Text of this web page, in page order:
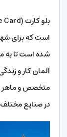
است که برای
شده است تا به
آلمان کار و
متخصص و ماهر
در صنایع مختلف